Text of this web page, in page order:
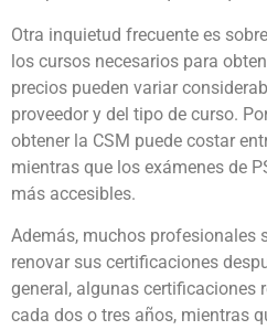
Otra inquietud frecuente es
los cursos necesarios para
precios pueden variar
proveedor y del tipo de curso.
obtener la CSM puede costar
mientras que los exámenes de
más accesibles.
Además, muchos profesionales
renovar sus certificaciones
general, algunas certificaciones
cada dos o tres años, mientras